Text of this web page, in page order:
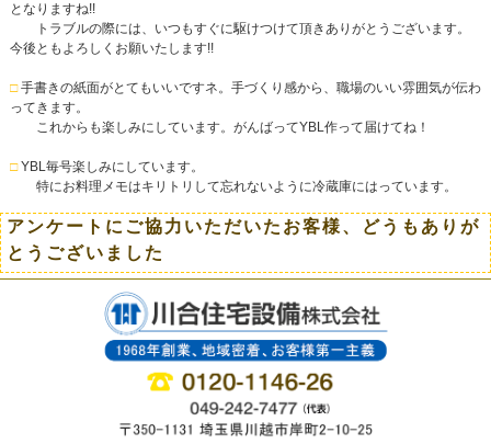
となりますね!!
トラブルの際には、いつもすぐに駆けつけて頂きありがとうございます。
今後ともよろしくお願いたします!!
□手書きの紙面がとてもいいですネ。手づくり感から、職場のいい雰囲気が伝わ
ってきます。
これからも楽しみにしています。がんばってYBL作って届けてね！
□YBL毎号楽しみにしています。
特にお料理メモはキリトリして忘れないように冷蔵庫にはっています。
アンケートにご協力いただいたお客様、どうもありが
とうございました